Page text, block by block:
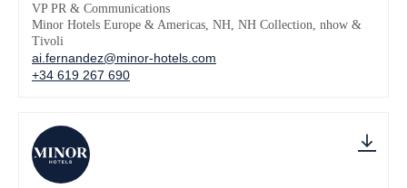
VP PR & Communications
Minor Hotels Europe & Americas, NH, NH Collection, nhow &
Tivoli
ai.fernandez@minor-hotels.com
+34 619 267 690